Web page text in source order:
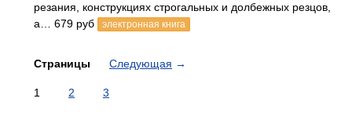
резания, конструкциях строгальных и долбежных резцов,
а… 679 руб
электронная книга
Страницы Следующая →
1 2 3